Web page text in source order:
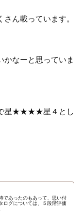
ん載っています。
かなーと思っていま
で星★★★★星４とし
であったのもあって、思い付
ログについては、５段階評価